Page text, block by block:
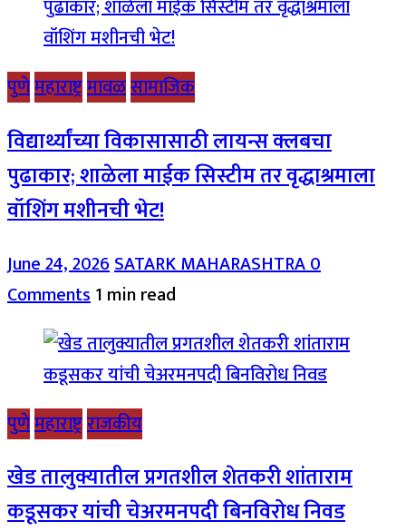
पुणेमहाराष्ट्रमावळसामाजिक
विद्यार्थ्यांच्या विकासासाठी लायन्स क्लबचा
पुढाकार; शाळेला माईक सिस्टीम तर वृद्धाश्रमाला
वॉशिंग मशीनची भेट!
June 24, 2026SATARK MAHARASHTRA0
Comments1 min read
पुणेमहाराष्ट्रराजकीय
खेड तालुक्यातील प्रगतशील शेतकरी शांताराम
कडूसकर यांची चेअरमनपदी बिनविरोध निवड